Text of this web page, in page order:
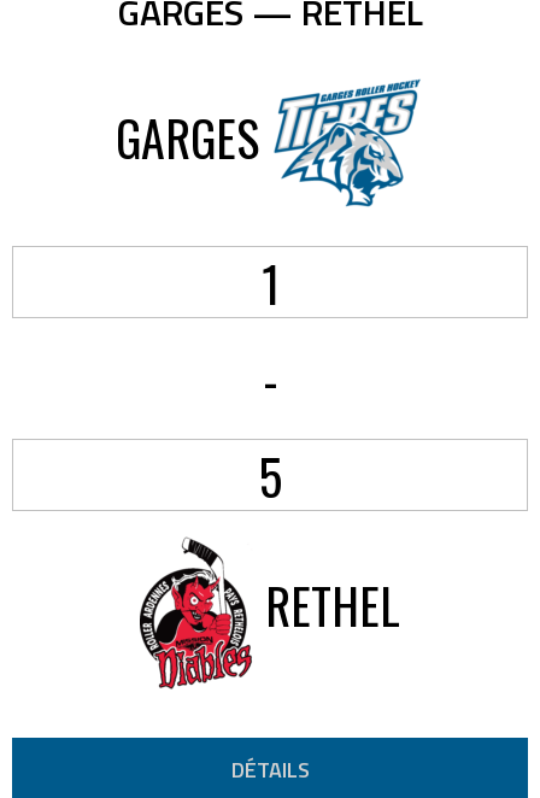
GARGES — RETHEL
GARGES
1
-
5
RETHEL
DÉTAILS